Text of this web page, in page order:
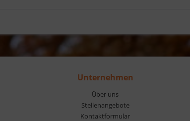
Unternehmen
Über uns
Stellenangebote
Kontaktformular